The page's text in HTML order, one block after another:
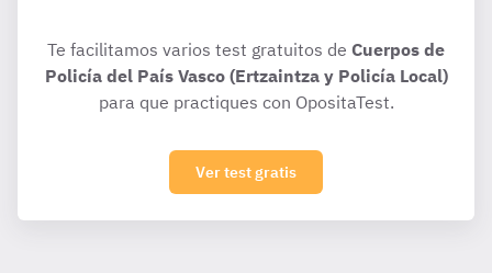
Te facilitamos varios test gratuitos de Cuerpos de
Policía del País Vasco (Ertzaintza y Policía Local)
para que practiques con OpositaTest.
Ver test gratis